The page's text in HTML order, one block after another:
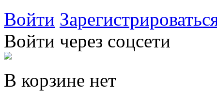
Войти
Войти через соцсети
В корзине нет